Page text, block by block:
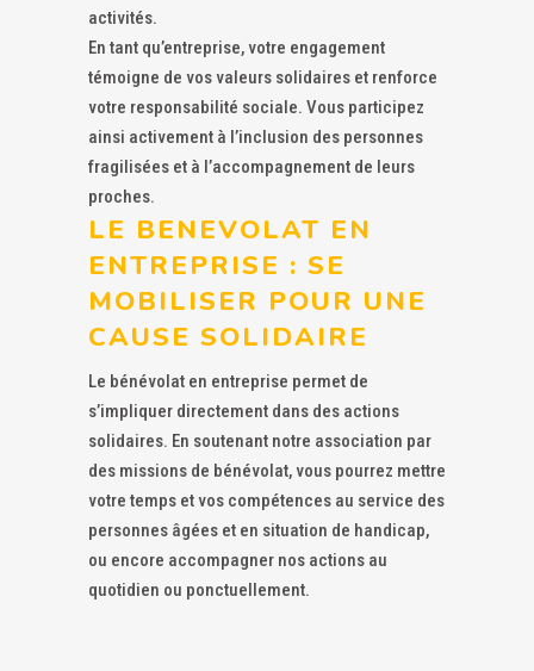
activités.
En tant qu’entreprise, votre engagement
témoigne de vos valeurs solidaires et renforce
votre responsabilité sociale. Vous participez
ainsi activement à l’inclusion des personnes
fragilisées et à l’accompagnement de leurs
proches.
LE BENEVOLAT EN
ENTREPRISE : SE
MOBILISER POUR UNE
CAUSE SOLIDAIRE
Le bénévolat en entreprise permet de
s’impliquer directement dans des actions
solidaires. En soutenant notre association par
des missions de bénévolat, vous pourrez mettre
votre temps et vos compétences au service des
personnes âgées et en situation de handicap,
ou encore accompagner nos actions au
quotidien ou ponctuellement.